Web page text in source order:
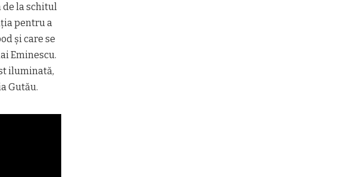
la schitul
pentru a
și care se
Eminescu.
iluminată,
Gutău.